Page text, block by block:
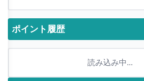
ポイント履歴
読み込み中...